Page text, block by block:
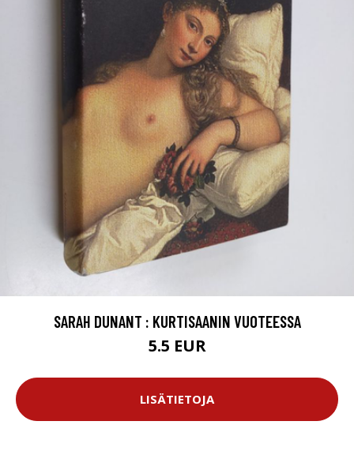
SARAH DUNANT : KURTISAANIN VUOTEESSA
5.5 EUR
LISÄTIETOJA